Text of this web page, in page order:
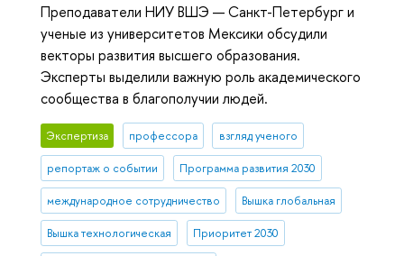
Преподаватели НИУ ВШЭ — Санкт-Петербург и
ученые из университетов Мексики обсудили
векторы развития высшего образования.
Эксперты выделили важную роль академического
сообщества в благополучии людей.
Экспертиза профессора взгляд ученого
репортаж о событии Программа развития 2030
международное сотрудничество Вышка глобальная
Вышка технологическая Приоритет 2030